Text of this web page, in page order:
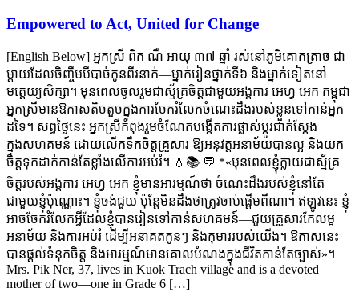
Empowered to Act, United for Change
[English Below] អ្នកស្រី ពិក ណឺ អាយុ ៣៧ ឆ្នាំ រស់នៅភូមិគោកត្រាច ជា
ម្តាយដែលចិញ្ចឹមបីបាច់កូនពីរនាក់—ម្នាក់រៀនថ្នាក់ទី៦ និងម្នាក់ទៀតនៅ
មត្តេយ្យសិក្សា។ មុនពេលចូលរួមជាស្ម័គ្រចិត្តជាមួយអង្គការ អេហ្វ អេក កម្ពុជា
អ្នកស្រីមានឱកាសតិចតួចក្នុងការចែករំលែកចំណេះដឹងរបស់ខ្លួនទៅកាន់អ្នក
ដទៃ។ សព្វថ្ងៃនេះ អ្នកស្រីកំពុងរួមចំណែកបង្កើតការផ្លាស់ប្តូរជាក់ស្តែង
ក្នុងសហគមន៍ ដោយលើកទឹកចិត្តគ្រួសារ ឱ្យអនុវត្តអនាម័យបានល្អ និងយក
ចិត្តទុកដាក់កាន់តែខ្លាំងលើការអប់រំ។ 💧📚 💬 *«មុនពេលខ្ញុំក្លាយជាស្ម័គ្រ
ចិត្តរបស់អង្គការ អេហ្វ អេក ខ្ញុំមានអារម្មណ៍ថា ចំណេះដឹងរបស់ខ្ញុំនៅតែ
ជាមួយខ្ញុំប៉ុណ្ណោះ។ ខ្ញុំចង់ជួយ ប៉ុន្តែមិនដឹងថាត្រូវចាប់ផ្តើមពីណា។ ឥឡូវនេះ ខ្ញុំ
អាចចែករំលែកអ្វីដែលខ្ញុំបានរៀនទៅកាន់សហគមន៍—ជួយគ្រួសារកែលម្អ
អនាម័យ និងការអប់រំ ដើម្បីអនាគតកូនៗ និងកុមាររបស់យើង។ ឱកាសនេះ
បានផ្តល់ទំនុកចិត្ត និងអារម្មណ៍មានគោលបំណងក្នុងជីវិតកាន់តែច្បាស់»។
Mrs. Pik Ner, 37, lives in Kuok Trach village and is a devoted
mother of two—one in Grade 6 […]